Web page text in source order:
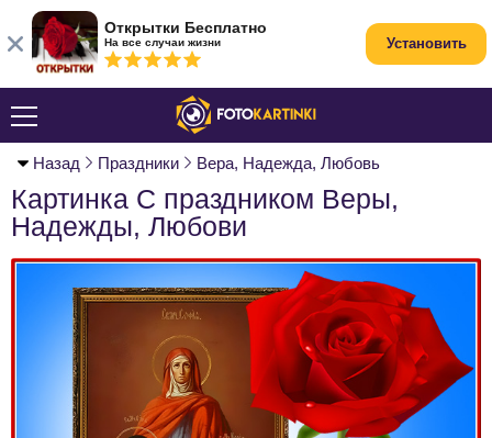
Назад Праздники Вера, Надежда, Любовь
Картинка С праздником Веры,
Надежды, Любови
Открытки Бесплатно
На все случаи жизни Установить